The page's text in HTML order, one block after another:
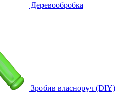
Деревообробка
Зробив власноруч (DIY)